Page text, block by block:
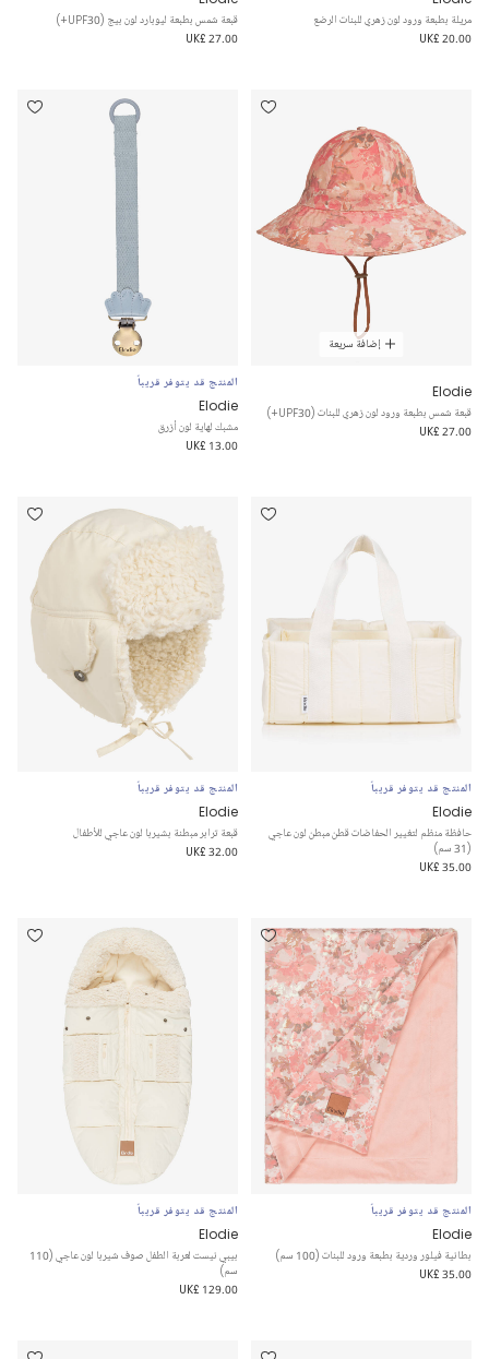
مريلة بطبعة ورود لون زهري للبنات الرضع
UK£ 20.00
قبعة شمس بطبعة ليوبارد لون بيج (UPF30+)
UK£ 27.00
إضافة سريعة
Elodie
قبعة شمس بطبعة ورود لون زهري للبنات (UPF30+)
UK£ 27.00
المنتج قد يتوفر قريباً
Elodie
مشبك لهاية لون أزرق
UK£ 13.00
المنتج قد يتوفر قريباً
Elodie
حافظة منظم لتغيير الحفاضات قطن مبطن لون عاجي
(31 سم)
UK£ 35.00
المنتج قد يتوفر قريباً
Elodie
قبعة ترابر مبطنة بشيربا لون عاجي للأطفال
UK£ 32.00
المنتج قد يتوفر قريباً
Elodie
بطانية فيلور وردية بطبعة ورود للبنات (100 سم)
UK£ 35.00
المنتج قد يتوفر قريباً
Elodie
بيبي نيست لعربة الطفل صوف شيربا لون عاجي (110
سم)
UK£ 129.00